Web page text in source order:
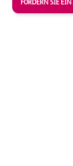
FORDERN SIE